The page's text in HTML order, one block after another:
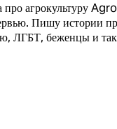
про агрокультуру
Пишу истории
ЛГБТ, беженцы и так